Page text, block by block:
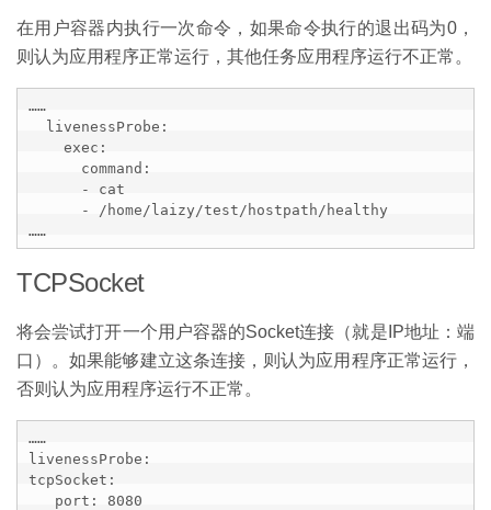
在用户容器内执行一次命令，如果命令执行的退出码为0，
则认为应用程序正常运行，其他任务应用程序运行不正常。
……
livenessProbe:
exec:
command:
- cat
- /home/laizy/test/hostpath/healthy
……
TCPSocket
将会尝试打开一个用户容器的Socket连接（就是IP地址：端
口）。如果能够建立这条连接，则认为应用程序正常运行，
否则认为应用程序运行不正常。
……
livenessProbe:
tcpSocket:
port: 8080